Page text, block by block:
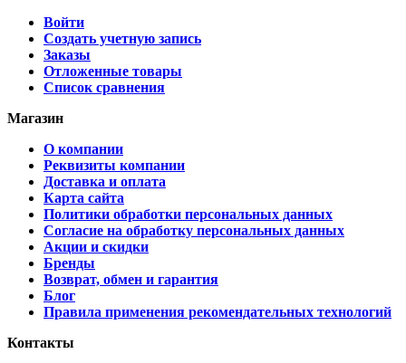
Войти
Создать учетную запись
Заказы
Отложенные товары
Список сравнения
Магазин
О компании
Реквизиты компании
Доставка и оплата
Карта сайта
Политики обработки персональных данных
Согласие на обработку персональных данных
Акции и скидки
Бренды
Возврат, обмен и гарантия
Блог
Правила применения рекомендательных технологий
Контакты